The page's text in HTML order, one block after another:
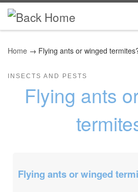
Skip to content
Home → Flying ants or winged
INSECTS AND PESTS
Flying ants
Flying ants or winged